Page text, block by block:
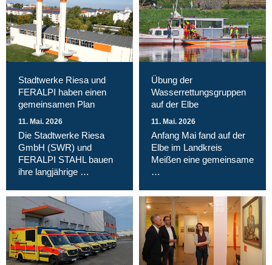
Stadtwerke Riesa und
FERALPI haben einen
gemeinsamen Plan
11. Mai. 2026
Die Stadtwerke Riesa
GmbH (SWR) und
FERALPI STAHL bauen
ihre langjährige …
Übung der
Wasserrettungsgruppen
auf der Elbe
11. Mai. 2026
Anfang Mai fand auf der
Elbe im Landkreis
Meißen eine gemeinsame
…